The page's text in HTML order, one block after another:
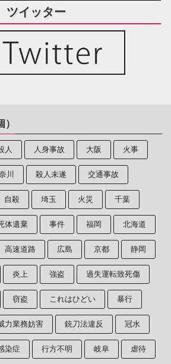
ツイッター
人 人身事故 大阪 火事
川 殺人未遂 交通事故
自殺 埼玉 火災 千葉
体遺棄 事件 福岡 北海道
高速道路 広島 京都 静岡
炎上 強盗 過失運転致死傷
窃盗 これはひどい 暴行
力業務妨害 銃刀法違反 冠水
染症 行方不明 岐阜 虐待